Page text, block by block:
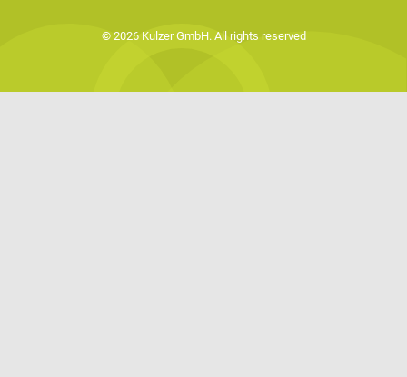
© 2026 Kulzer GmbH. All rights reserved